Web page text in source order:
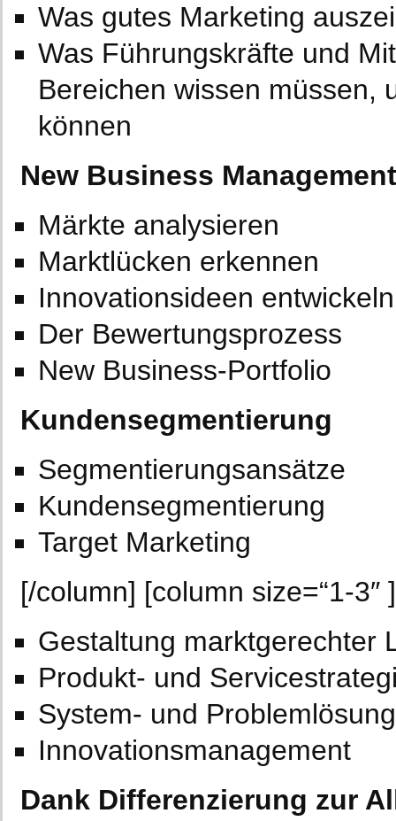
Was gutes Marketing
Was Führungskräfte und
Bereichen wissen müssen,
können
New Business Management
Märkte analysieren
Marktlücken erkennen
Innovationsideen entwickeln
Der Bewertungsprozess
New Business-Portfolio
Kundensegmentierung
Segmentierungsansätze
Kundensegmentierung
Target Marketing
[/column] [column size=“1-3″
Gestaltung marktgerechter
Produkt- und
System- und
Innovationsmanagement
Dank Differenzierung zur